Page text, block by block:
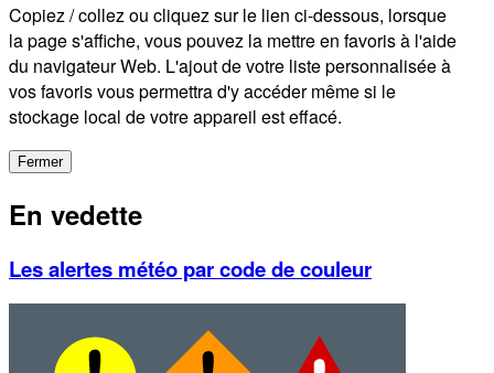
Copiez / collez ou cliquez sur le lien ci-dessous, lorsque
la page s'affiche, vous pouvez la mettre en favoris à l'aide
du navigateur Web. L'ajout de votre liste personnalisée à
vos favoris vous permettra d'y accéder même si le
stockage local de votre appareil est effacé.
Fermer
En vedette
Les alertes météo par code de couleur